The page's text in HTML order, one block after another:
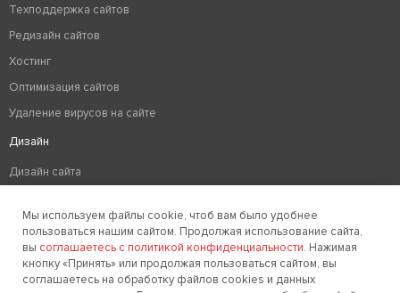
Техподдержка сайтов
Редизайн сайтов
Хостинг
Оптимизация сайтов
Удаление вирусов на сайте
Дизайн
Дизайн сайта
Создание фирменного стиля
Заказать звонок
Мы используем файлы cookie, чтоб вам было удобнее
пользоваться нашим сайтом. Продолжая использование сайта,
вы соглашаетесь с политикой конфиденциальности. Нажимая
кнопку «Принять» или продолжая пользоваться сайтом, вы
соглашаетесь на обработку файлов cookies и данных